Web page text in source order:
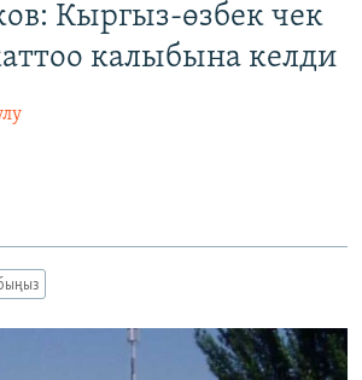
Кыргыз-өзбек чек
калыбына келди